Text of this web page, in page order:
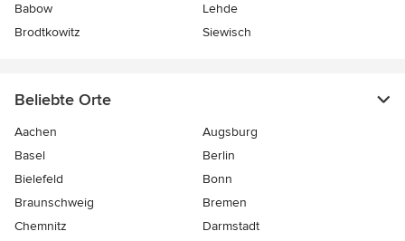
Babow
Lehde
Brodtkowitz
Siewisch
Beliebte Orte
Aachen
Augsburg
Basel
Berlin
Bielefeld
Bonn
Braunschweig
Bremen
Chemnitz
Darmstadt